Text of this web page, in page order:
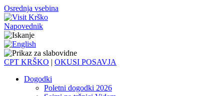
Osrednja vsebina
Napovednik
CPT KRŠKO | OKUSI POSAVJA
Dogodki
Poletni dogodki 2026